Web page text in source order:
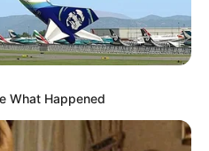
What Happened